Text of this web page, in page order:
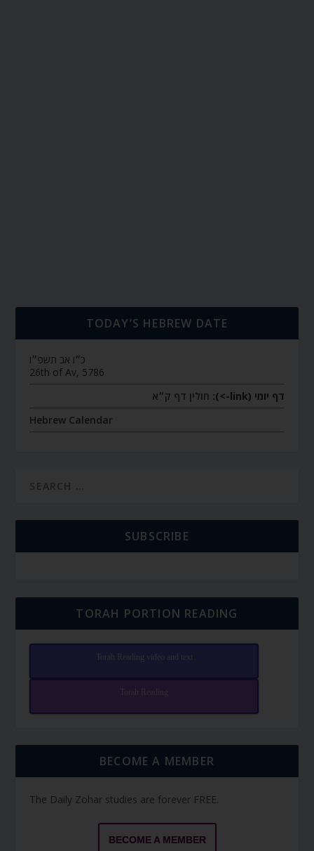
TODAY’S HEBREW DATE
כ״ו אב תשפ״ו
26th of Av, 5786
דף יומי (link->):
חולין דף ק״א
Hebrew Calendar
SUBSCRIBE
TORAH PORTION READING
Torah Reading video and text
Torah Reading
BECOME A MEMBER
The Daily Zohar studies are forever FREE.
BECOME A MEMBER